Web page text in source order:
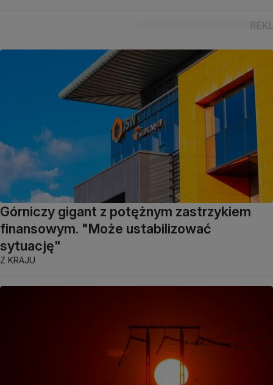
Górniczy gigant z potężnym zastrzykiem
finansowym. "Może ustabilizować
sytuację"
Z KRAJU